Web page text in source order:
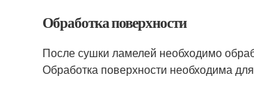
Обработка поверхности
После сушки ламелей необходимо
Обработка поверхности необходима